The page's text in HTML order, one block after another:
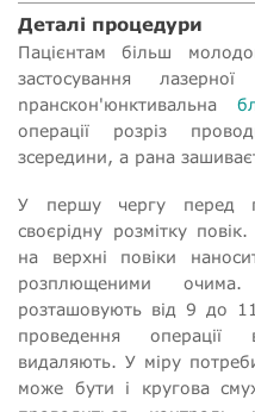
Деталі процедури
Пацієнтам більш
застосування
nранскон'юнктивальна
операції розріз
зсередини, а рана
У першу чергу перед
своєрідну розмітку
на верхні повіки
розплющеними
розташовують від 9 до
проведення операції
видаляють. У міру
може бути і кругова